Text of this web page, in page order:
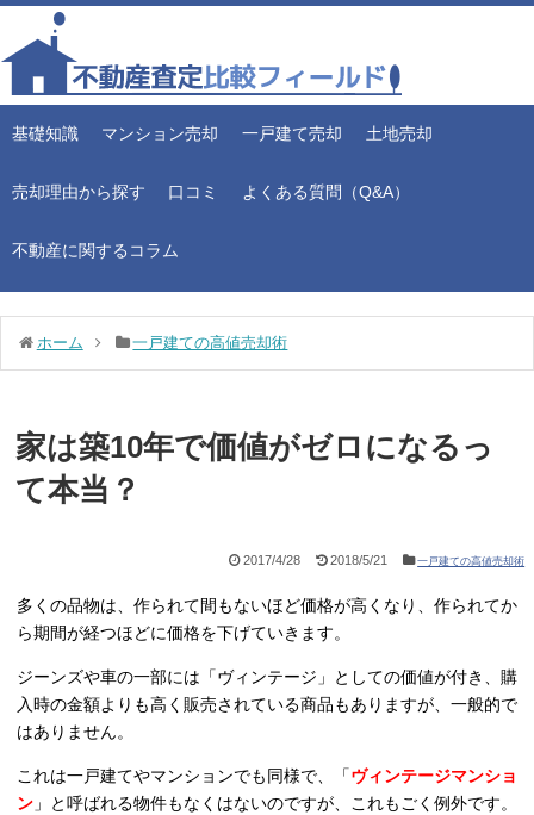
基礎知識 マンション売却 一戸建て売却 土地売却
売却理由から探す 口コミ よくある質問（Q&A）
不動産に関するコラム
ホーム 一戸建ての高値売却術
家は築10年で価値がゼロになるっ
て本当？
2017/4/28 2018/5/21 一戸建ての高値売却術
多くの品物は、作られて間もないほど価格が高くなり、作られてか
ら期間が経つほどに価格を下げていきます。
ジーンズや車の一部には「ヴィンテージ」としての価値が付き、購
入時の金額よりも高く販売されている商品もありますが、一般的で
はありません。
これは一戸建てやマンションでも同様で、「ヴィンテージマンショ
ン 」と呼ばれる物件もなくはないのですが、これもごく例外です。